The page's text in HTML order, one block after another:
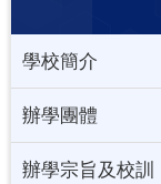
學校簡介
辦學團體
辦學宗旨及校訓